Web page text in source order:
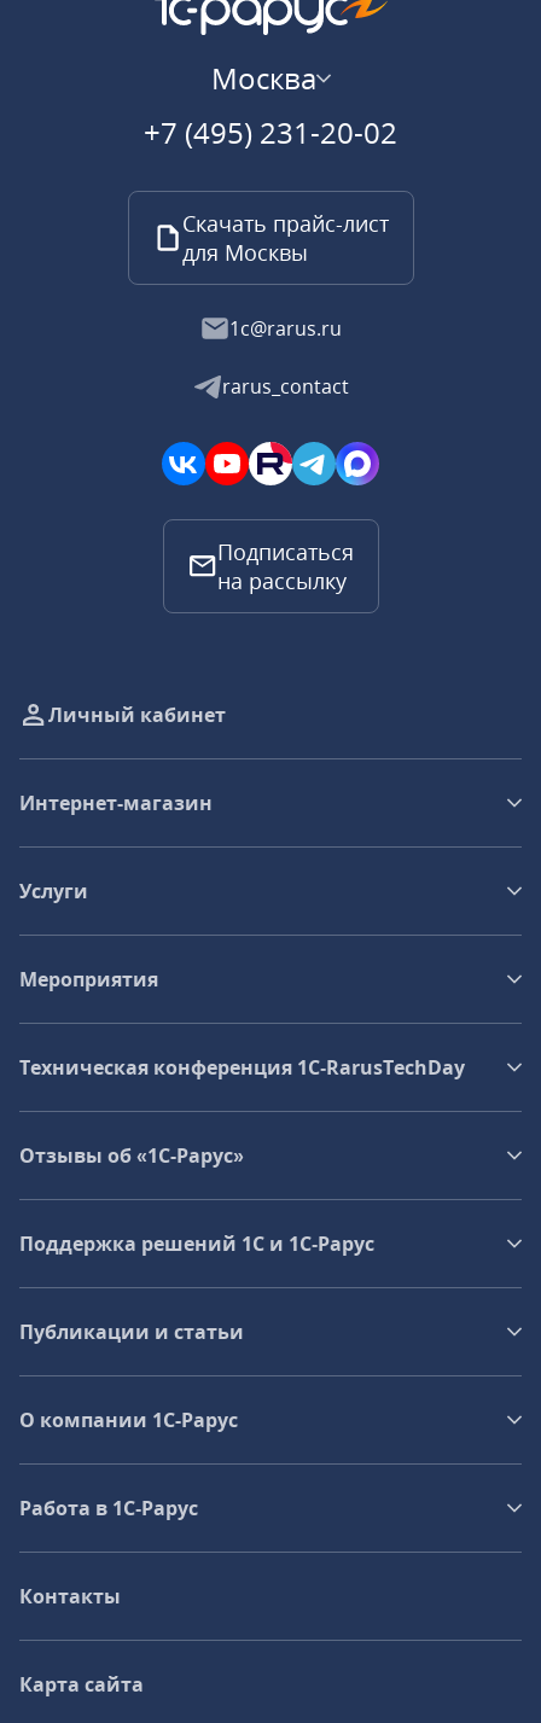
Москва
+7 (495) 231-20-02
Скачать прайс-лист
для Москвы
1c@rarus.ru
rarus_contact
Подписаться
на рассылку
Личный кабинет
Интернет-магазин
Услуги
Мероприятия
Техническая конференция 1C‑RarusTechDay
Отзывы об «1С-Рарус»
Поддержка решений 1С и 1С‑Рарус
Публикации и статьи
О компании 1C-Рарус
Работа в 1С‑Рарус
Контакты
Карта сайта